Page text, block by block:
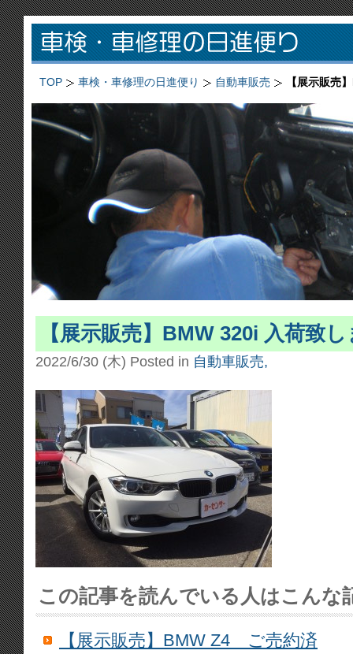
TOP 車検・車修理の日進便り 自動車販売 【展示販売
【展示販売】BMW 320i 入荷致
2022/6/30 (木) Posted in 自動車販売,
この記事を読んでいる人はこんな
【展示販売】BMW Z4 ご売約済